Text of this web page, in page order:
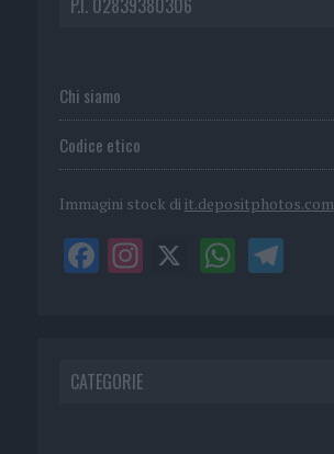
Chi siamo
Codice etico
Immagini stock di it.depositphotos.com
CATEGORIE